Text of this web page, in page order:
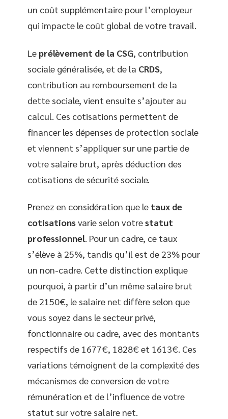
un coût supplémentaire pour l’employeur
qui impacte le coût global de votre travail.
Le prélèvement de la CSG, contribution
sociale généralisée, et de la CRDS,
contribution au remboursement de la
dette sociale, vient ensuite s’ajouter au
calcul. Ces cotisations permettent de
financer les dépenses de protection sociale
et viennent s’appliquer sur une partie de
votre salaire brut, après déduction des
cotisations de sécurité sociale.
Prenez en considération que le taux de
cotisationsvarie selon votrestatut
professionnel. Pour un cadre, ce taux
s’élève à 25%, tandis qu’il est de 23% pour
un non-cadre. Cette distinction explique
pourquoi, à partir d’un même salaire brut
de 2150€, le salaire net diffère selon que
vous soyez dans le secteur privé,
fonctionnaire ou cadre, avec des montants
respectifs de 1677€, 1828€ et 1613€. Ces
variations témoignent de la complexité des
mécanismes de conversion de votre
rémunération et de l’influence de votre
statut sur votre salaire net.